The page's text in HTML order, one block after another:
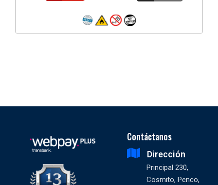
Contáctanos
Dirección
Principal 230,
Cosmito, Penco,